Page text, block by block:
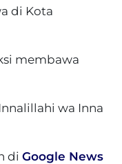
di Kota
membawa
wa Inna
di Google News